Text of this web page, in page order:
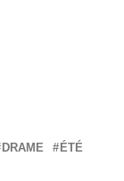
DRAME
ÉTÉ